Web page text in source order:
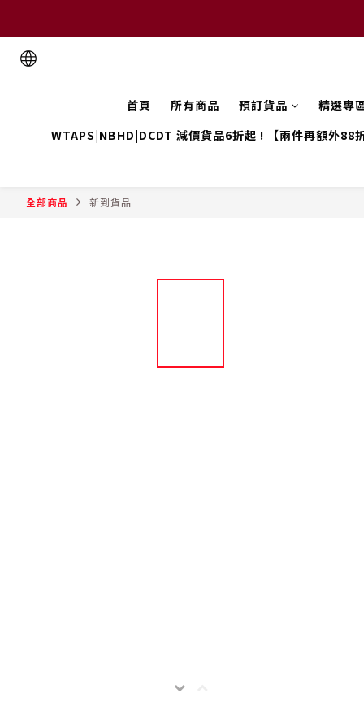
首頁 所有商品 預訂貨品
精選專
WTAPS|NBHD|DCDT 減價貨品6折起 ! 【兩件再額外88
全部商品 新到貨品